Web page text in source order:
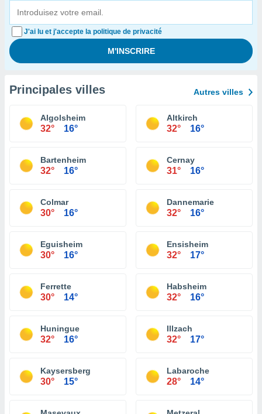
J'ai lu et j'accepte la politique de privacité
Principales villes Autres villes
Algolsheim
32° 16°
Altkirch
32° 16°
Bartenheim
32° 16°
Cernay
31° 16°
Colmar
30° 16°
Dannemarie
32° 16°
Eguisheim
30° 16°
Ensisheim
32° 17°
Ferrette
30° 14°
Habsheim
32° 16°
Huningue
32° 16°
Illzach
32° 17°
Kaysersberg
30° 15°
Labaroche
28° 14°